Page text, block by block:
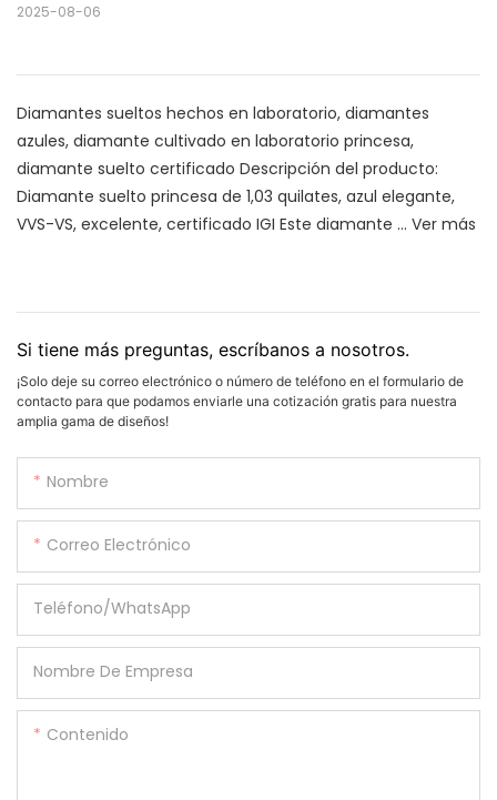
2025-08-06
Diamantes sueltos hechos en laboratorio, diamantes
azules, diamante cultivado en laboratorio princesa,
diamante suelto certificado Descripción del producto:
Diamante suelto princesa de 1,03 quilates, azul elegante,
VVS-VS, excelente, certificado IGI Este diamante ... Ver más
Si tiene más preguntas, escríbanos a nosotros.
¡Solo deje su correo electrónico o número de teléfono en el formulario de
contacto para que podamos enviarle una cotización gratis para nuestra
amplia gama de diseños!
Nombre
Correo Electrónico
Teléfono/WhatsApp
Nombre De Empresa
Contenido